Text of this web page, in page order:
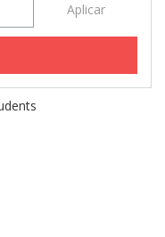
Aplicar